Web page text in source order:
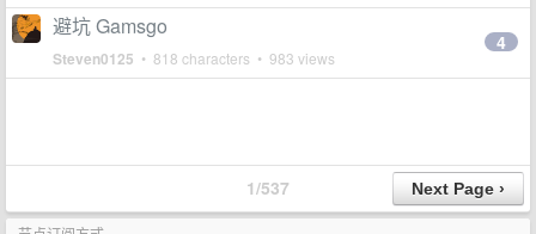
避坑 Gamsgo
Steven0125 • 818 characters • 983 views
4
1/537